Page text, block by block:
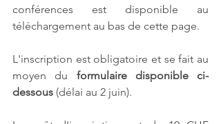
conférences est disponible au
téléchargement au bas de cette page.
L'inscription est obligatoire et se fait au
moyen du formulaire disponible ci-
dessous (délai au 2 juin).